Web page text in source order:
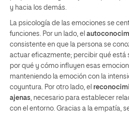
y hacia los demás.
La psicología de las emociones se
funciones. Por un lado, el
consistente en que la persona se
actuar eficazmente; percibir qué está
por qué y cómo influyen esas
manteniendo la emoción con la
coyuntura. Por otro lado, el
ajenas, necesario para establecer
con el entorno. Gracias a la empatía,